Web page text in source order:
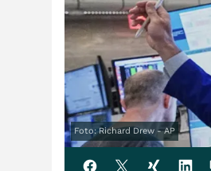
Foto: Richard Drew - AP